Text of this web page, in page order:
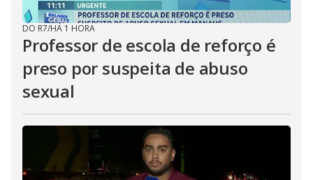
DO R7/HÁ 1 HORA
Professor de escola de reforço é
preso por suspeita de abuso
sexual